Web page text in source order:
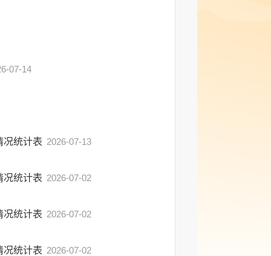
07-14
况统计表 2026-07-13
况统计表 2026-07-02
况统计表 2026-07-02
况统计表 2026-07-02